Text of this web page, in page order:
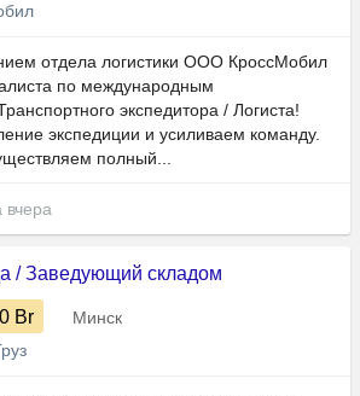
отдела логистики ООО КроссМобил
по международным
экспедитора / Логиста!
экспедиции и усиливаем команду.
полный...
вчера
/ Заведующий складом
Br
Минск